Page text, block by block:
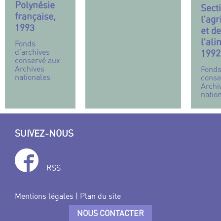
Polynésie
française,
1993
Fonds
d’archives
conservé aux
Archives
nationales
et de
SUIVEZ-NOUS
RSS
Mentions légales | Plan du site
NOUS CONTACTER